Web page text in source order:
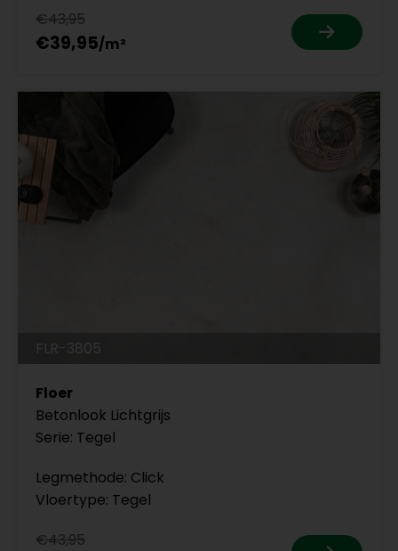
€43,95
€39,95
FLR-3805
Floer
Betonlook Lichtgrijs
Serie: Tegel
Legmethode: Click
Vloertype: Tegel
€43,95